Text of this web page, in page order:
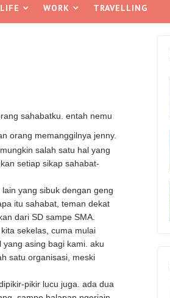
WORK TRAVELLING
sahabatku. entah nemu
orang memanggilnya jenny.
salah satu hal yang
setiap sikap sahabat-
yang sibuk dengan geng
itu sahabat, teman dekat
dari SD sampe SMA.
sekelas, cuma mulai
asing bagi kami. aku
satu organisasi, meski
pikir lucu juga. ada dua